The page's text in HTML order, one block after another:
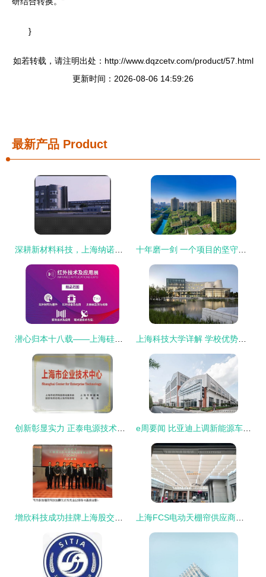
}
如若转载，请注明出处：http://www.dqzcetv.com/product/57.html
更新时间：2026-08-06 14:59:26
最新产品 Product